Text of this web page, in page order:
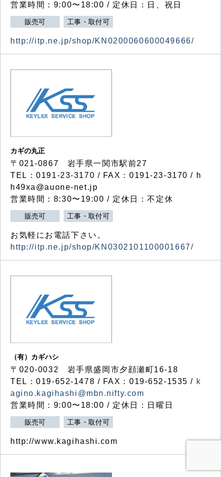
営業時間：9:00〜18:00 / 定休日：日、祝日
販売可 工事・取付可
http://itp.ne.jp/shop/KN0200060600049666/
カギの丸正
〒021-0867 岩手県一関市駅前27
TEL：0191-23-3170 / FAX：0191-23-3170 / h
h49xa@auone-net.jp
営業時間：8:30〜19:00 / 定休日：不定休
販売可 工事・取付可
お気軽にお電話下さい。
http://itp.ne.jp/shop/KN0302101100001667/
（有）カギハシ
〒020-0032 岩手県盛岡市夕顔瀬町16-18
TEL：019-652-1478 / FAX：019-652-1535 / k
agino.kagihashi@mbn.nifty.com
営業時間：9:00〜18:00 / 定休日：日曜日
販売可 工事・取付可
http://www.kagihashi.com